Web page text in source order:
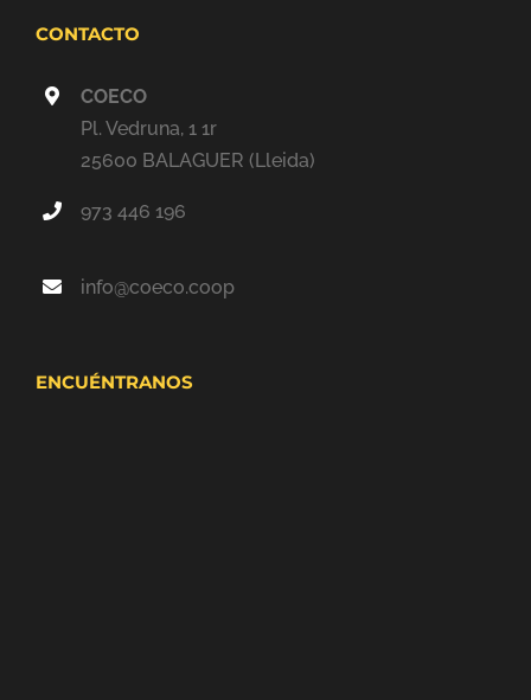
CONTACTO
COECO
Pl. Vedruna, 1 1r
25600 BALAGUER (Lleida)
973 446 196
info@coeco.coop
ENCUÉNTRANOS